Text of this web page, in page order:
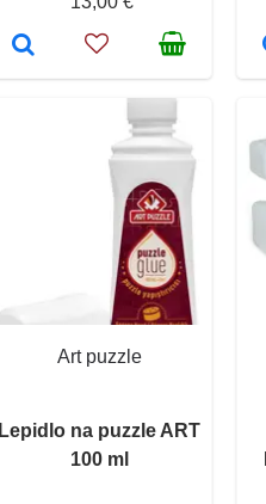
Art puzzle
Lepidlo na puzzle ART
100 ml